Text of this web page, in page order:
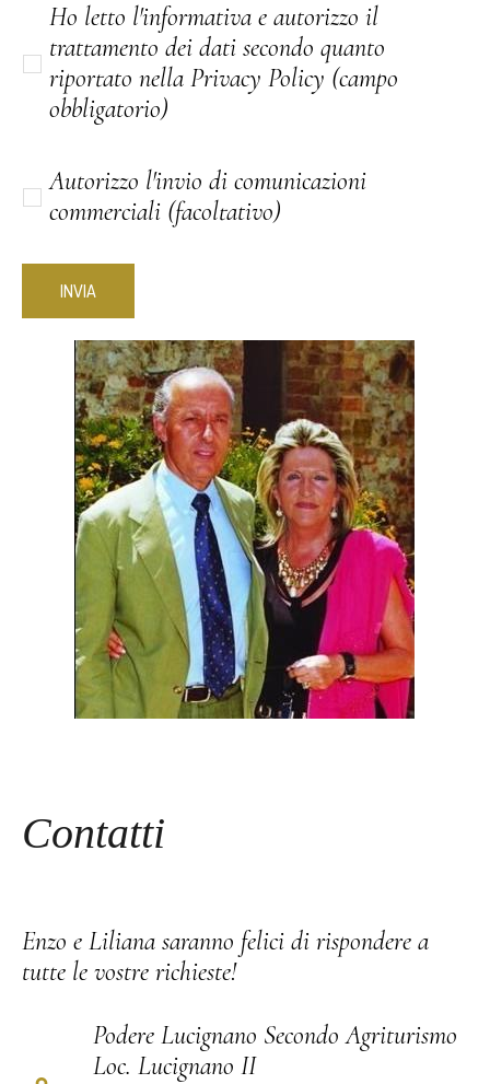
Ho letto l'informativa e autorizzo il
trattamento dei dati secondo quanto
riportato nella Privacy Policy (campo
obbligatorio)
Autorizzo l'invio di comunicazioni
commerciali (facoltativo)
Contatti
Enzo e Liliana saranno felici di rispondere a
tutte le vostre richieste!
Podere Lucignano Secondo Agriturismo
Loc. Lucignano II